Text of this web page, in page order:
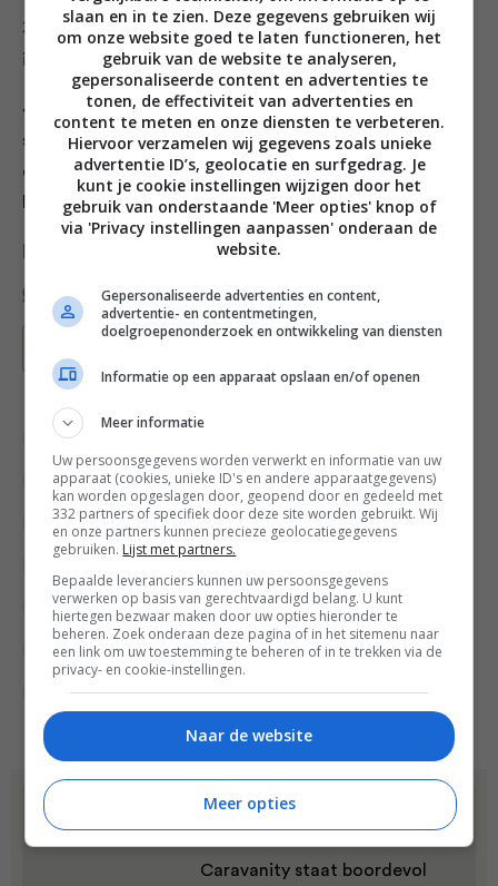
3. Snijd de sla in grote stukken en voeg alles bij elkaar
in een riante kom.
4. Maak de dressing. Pers een half teentje knoflook en
snijd de ansjovis fijn. Mix met de mayonaise en het
citroensap. Schenk de dressing over de pastasalade en
bestrooi met Parmezaanse kaas.
Bewuste keuzes
Brunch recepten Gangen
Groente recepten Hoofdgerecht Kaas
Recepten Salade Salades
Snel & gezond Superfood
Vegetarische recepten
Dit recept komt uit:
Caravanity
Caravanity staat boordevol
slaan en in te zien. Deze gegevens gebruiken wij
om onze website goed te laten functioneren, het
gebruik van de website te analyseren,
gepersonaliseerde content en advertenties te
tonen, de effectiviteit van advertenties en
content te meten en onze diensten te verbeteren.
Hiervoor verzamelen wij gegevens zoals unieke
advertentie ID’s, geolocatie en surfgedrag. Je
kunt je cookie instellingen wijzigen door het
gebruik van onderstaande 'Meer opties' knop of
via 'Privacy instellingen aanpassen' onderaan de
website.
Gepersonaliseerde advertenties en content,
advertentie- en contentmetingen,
doelgroepenonderzoek en ontwikkeling van diensten
Informatie op een apparaat opslaan en/of openen
Meer informatie
Uw persoonsgegevens worden verwerkt en informatie van uw
apparaat (cookies, unieke ID's en andere apparaatgegevens)
kan worden opgeslagen door, geopend door en gedeeld met
332 partners of specifiek door deze site worden gebruikt. Wij
en onze partners kunnen precieze geolocatiegegevens
gebruiken. Lijst met partners.
Bepaalde leveranciers kunnen uw persoonsgegevens
verwerken op basis van gerechtvaardigd belang. U kunt
hiertegen bezwaar maken door uw opties hieronder te
beheren. Zoek onderaan deze pagina of in het sitemenu naar
een link om uw toestemming te beheren of in te trekken via de
privacy- en cookie-instellingen.
Naar de website
Meer opties